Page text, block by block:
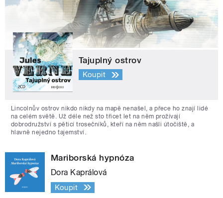
Tajuplný ostrov
Koupit
Lincolnův ostrov nikdo nikdy na mapě nenašel, a přece ho znají lidé
na celém světě. Už déle než sto třicet let na něm prožívají
dobrodružství s pěticí trosečníků, kteří na něm našli útočiště, a
hlavně nejedno tajemství.
Mariborská hypnóza
Dora Kaprálová
Koupit